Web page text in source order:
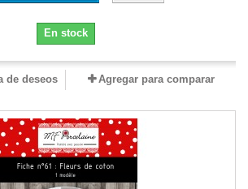
En stock
de deseos Agregar para comparar